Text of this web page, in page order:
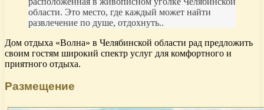
области. Это место, где каждый может найти
развлечение по душе, отдохнуть..
Дом отдыха «Волна» в Челябинской области рад предложить
своим гостям широкий спектр услуг для комфортного и
приятного отдыха.
Размещение